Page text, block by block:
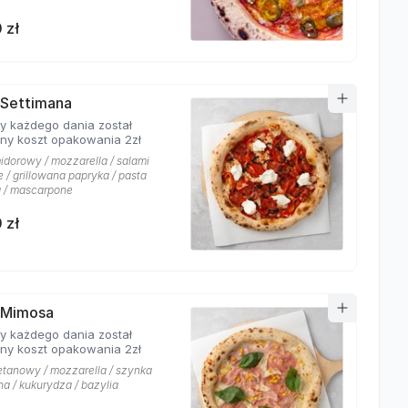
każdego dania został
koszt opakowania 2zł
/ mozzarella / salami
/ grillowana papryka / pasta
mascarpone
każdego dania został
koszt opakowania 2zł
/ mozzarella / szynka
/ kukurydza / bazylia